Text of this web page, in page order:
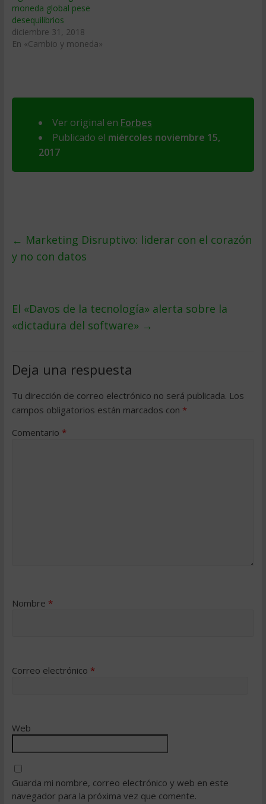
moneda global pese
desequilibrios
diciembre 31, 2018
En «Cambio y moneda»
Ver original en Forbes
Publicado el miércoles noviembre 15,
2017
← Marketing Disruptivo: liderar con el corazón
y no con datos
El «Davos de la tecnología» alerta sobre la
«dictadura del software» →
Deja una respuesta
Tu dirección de correo electrónico no será publicada. Los
campos obligatorios están marcados con *
Comentario *
Nombre *
Correo electrónico *
Web
Guarda mi nombre, correo electrónico y web en este
navegador para la próxima vez que comente.